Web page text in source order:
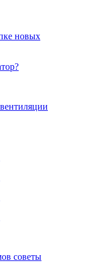
новых
советы